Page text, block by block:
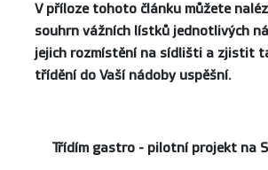
V příloze tohoto článku můžete
souhrn vážních lístků jednotlivých
jejich rozmístění na sídlišti a zjistit
třídění do Vaší nádoby uspěšní.
Třídím gastro - pilotní projekt na